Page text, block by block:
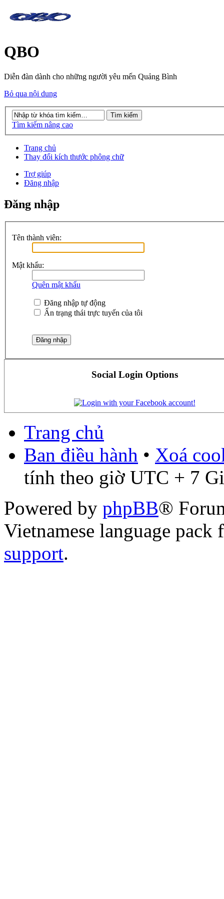
QBO
Diễn đàn dành cho những người yêu mến Quảng Bình
Bỏ qua nội dung
Tìm kiếm nâng cao
Trang chủ
Thay đổi kích thước phông chữ
Trợ giúp
Đăng nhập
Đăng nhập
Tên thành viên:
Mật khẩu:
Quên mật khẩu
Đăng nhập tự động
Ẩn trạng thái trực tuyến của tôi
Social Login Options
Trang chủ
Ban điều hành • Xoá
tính theo giờ UTC + 7
Powered by phpBB®
Vietnamese language
support.